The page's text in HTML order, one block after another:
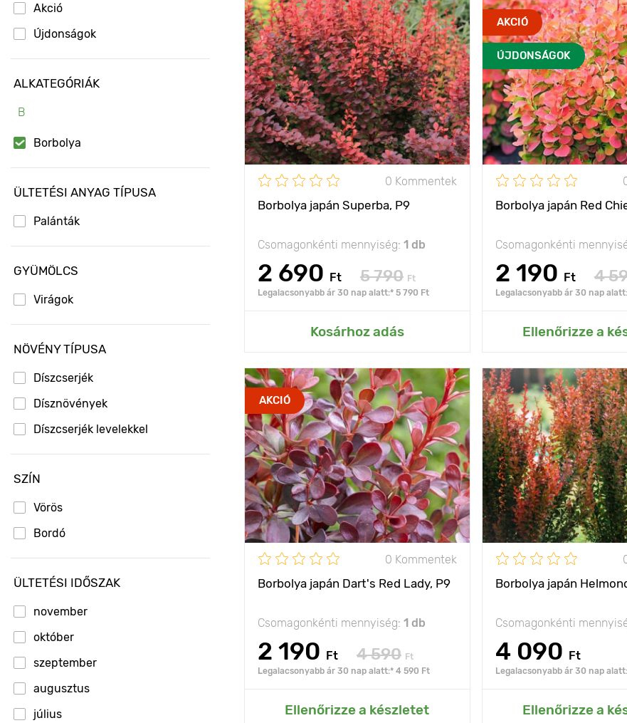
Akció
Újdonságok
ALKATEGÓRIÁK
B
Borbolya
ÜLTETÉSI ANYAG TÍPUSA
Palánták
GYÜMÖLCS
Virágok
NÖVÉNY TÍPUSA
Díszcserjék
Dísznövények
Díszcserjék levelekkel
SZÍN
Vörös
Bordó
ÜLTETÉSI IDŐSZAK
november
október
szeptember
augusztus
július
0 Kommentek
Borbolya japán Superba, P9
Csomagonkénti mennyiség: 1 db
2 690 Ft 5 790 Ft
Legalacsonyabb ár 30 nap alatt:* 5 790 Ft
Kosárhoz adás
Jellemzők
hasznos könnyed
akcentusok
létrehozásához a
kertben
Kifejlett kori
magasság
100 - 150 cm
Ültetési távolság 150 - 200 cm
Fényigény nap, félárnyék
Fagyállóság
Hozzáadás az Én kertemhez
AKCIÓ
ÚJDONSÁGOK
Borbolya japán Red
Csomagonkénti
2 190 Ft 4
Legalacsonyabb ár 30 nap
Ellenőrizze a
Jellemzők
Kifejlett kori
magasság
Ültetési távolság
Fényigény
Fagyállóság
Hozzáadás az Én
AKCIÓ
0 Kommentek
Borbolya japán Dart's Red Lady, P9
Csomagonkénti mennyiség: 1 db
2 190 Ft 4 590 Ft
Legalacsonyabb ár 30 nap alatt:* 4 590 Ft
Ellenőrizze a készletet
Jellemzők
egész szezonban
változtatja a színét
Kifejlett kori
magasság
100 - 150 cm
Ültetési távolság 100 - 150 cm
Fényigény nap, félárnyék
Fagyállóság - 29°С
Hozzáadás az Én kertemhez
Borbolya japán
Csomagonkénti
4 090 Ft
Legalacsonyabb ár 30 nap
Ellenőrizze a
Jellemzők
Kifejlett kori
magasság
Ültetési távolság
Fényigény
Fagyállóság
Hozzáadás az Én